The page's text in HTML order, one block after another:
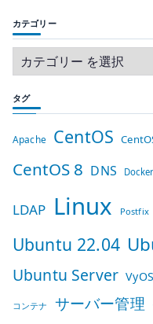
カテゴリー
タグ
Apache CentOS
CentOS 8 DNS Docker
LDAP Linux Postfix
Ubuntu 22.04
Ubuntu Server VyOS
コンテナ サーバー管理